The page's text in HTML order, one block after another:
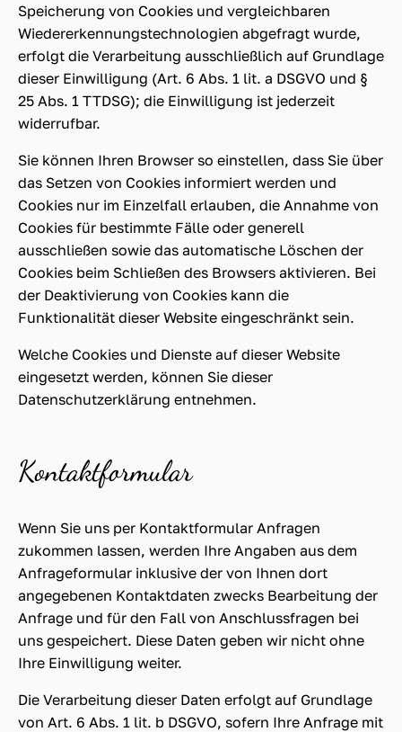
Speicherung von Cookies und vergleichbaren
Wiedererkennungstechnologien abgefragt wurde,
erfolgt die Verarbeitung ausschließlich auf Grundlage
dieser Einwilligung (Art. 6 Abs. 1 lit. a DSGVO und §
25 Abs. 1 TTDSG); die Einwilligung ist jederzeit
widerrufbar.
Sie können Ihren Browser so einstellen, dass Sie über
das Setzen von Cookies informiert werden und
Cookies nur im Einzelfall erlauben, die Annahme von
Cookies für bestimmte Fälle oder generell
ausschließen sowie das automatische Löschen der
Cookies beim Schließen des Browsers aktivieren. Bei
der Deaktivierung von Cookies kann die
Funktionalität dieser Website eingeschränkt sein.
Welche Cookies und Dienste auf dieser Website
eingesetzt werden, können Sie dieser
Datenschutzerklärung entnehmen.
Kontaktformular
Wenn Sie uns per Kontaktformular Anfragen
zukommen lassen, werden Ihre Angaben aus dem
Anfrageformular inklusive der von Ihnen dort
angegebenen Kontaktdaten zwecks Bearbeitung der
Anfrage und für den Fall von Anschlussfragen bei
uns gespeichert. Diese Daten geben wir nicht ohne
Ihre Einwilligung weiter.
Die Verarbeitung dieser Daten erfolgt auf Grundlage
von Art. 6 Abs. 1 lit. b DSGVO, sofern Ihre Anfrage mit